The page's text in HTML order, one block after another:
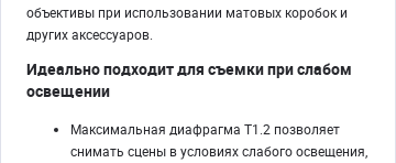
объективы при использовании матовых коробок и
других аксессуаров.
Идеально подходит для съемки при слабом
освещении
Максимальная диафрагма T1.2 позволяет
снимать сцены в условиях слабого освещения,